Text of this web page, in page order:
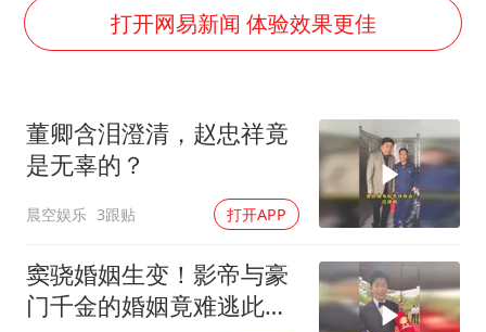
《龙餐馆》 冲奖
蒯曼挺进WTT横滨冠军赛女单四强
武契奇会见泽连斯基有何意图
打开网易新闻 体验效果更佳
董卿含泪澄清，赵忠祥竟
是无辜的？
晨空娱乐 3跟贴 打开APP
窦骁婚姻生变！影帝与豪
门千金的婚姻竟难逃此